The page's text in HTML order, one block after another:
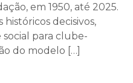
em 1950, até 2025.
históricos decisivos,
para clube-
do modelo […]